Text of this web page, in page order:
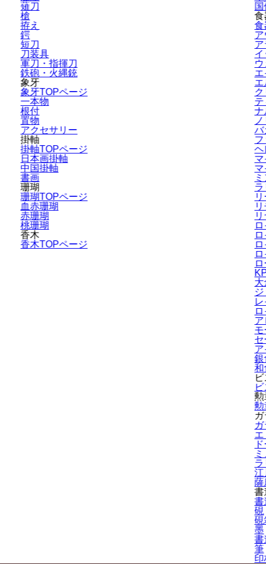
薙刀
槍
拵え
鍔
短刀
刀装具
軍刀・指揮刀
鉄砲・火縄銃
象牙
象牙TOPページ
一本物
根付
置物
アクセサリー
掛軸
掛軸TOPページ
日本画掛軸
中国掛軸
書画
珊瑚
珊瑚TOPページ
血赤珊瑚
赤珊瑚
桃珊瑚
香木
香木TOPページ
食
食
ア
ア
イ
エ
エ
テ
ナ
バ
フ
ヘ
マ
マ
大
ア
モ
セ
ア
銀
和
勲
勲
エ
江
薩
書
書
硯
硯
墨
書
筆
印